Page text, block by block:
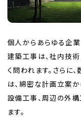
個人からあらゆる企
建築工事は、社内技
く問われます。さらに
は、綿密な計画立案か
設備工事、周辺の外
ます。